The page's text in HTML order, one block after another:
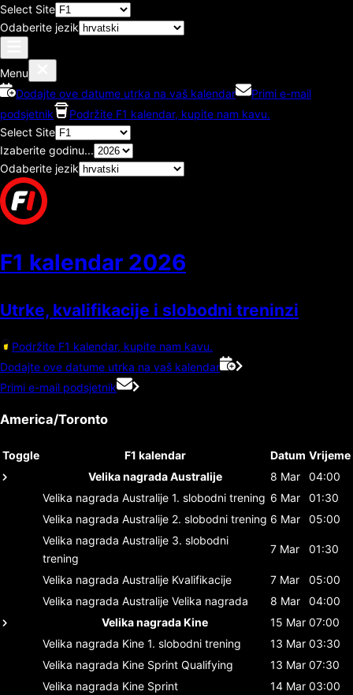
Select Site
Odaberite jezik
Menu
Dodajte ove datume utrka na vaš kalendar
Primi e-mail
podsjetnik
Podržite F1 kalendar, kupite nam kavu.
Select Site
Izaberite godinu...
Odaberite jezik
F1 kalendar 2026
Utrke, kvalifikacije i slobodni treninzi
Podržite F1 kalendar, kupite nam kavu.
Dodajte ove datume utrka na vaš kalendar
Primi e-mail podsjetnik
America/Toronto
Toggle F1 kalendar Datum Vrijeme
Velika nagrada Australije
8 Mar
04:00
Velika nagrada Australije 1. slobodni trening 6 Mar
01:30
Velika nagrada Australije 2. slobodni trening 6 Mar
05:00
Velika nagrada Australije 3. slobodni
trening
7 Mar 01:30
Velika nagrada Australije Kvalifikacije 7 Mar
05:00
Velika nagrada Australije Velika nagrada 8 Mar
04:00
Velika nagrada Kine
15 Mar 07:00
Velika nagrada Kine 1. slobodni trening 13 Mar 03:30
Velika nagrada Kine Sprint Qualifying 13 Mar 07:30
Velika nagrada Kine Sprint 14 Mar 03:00